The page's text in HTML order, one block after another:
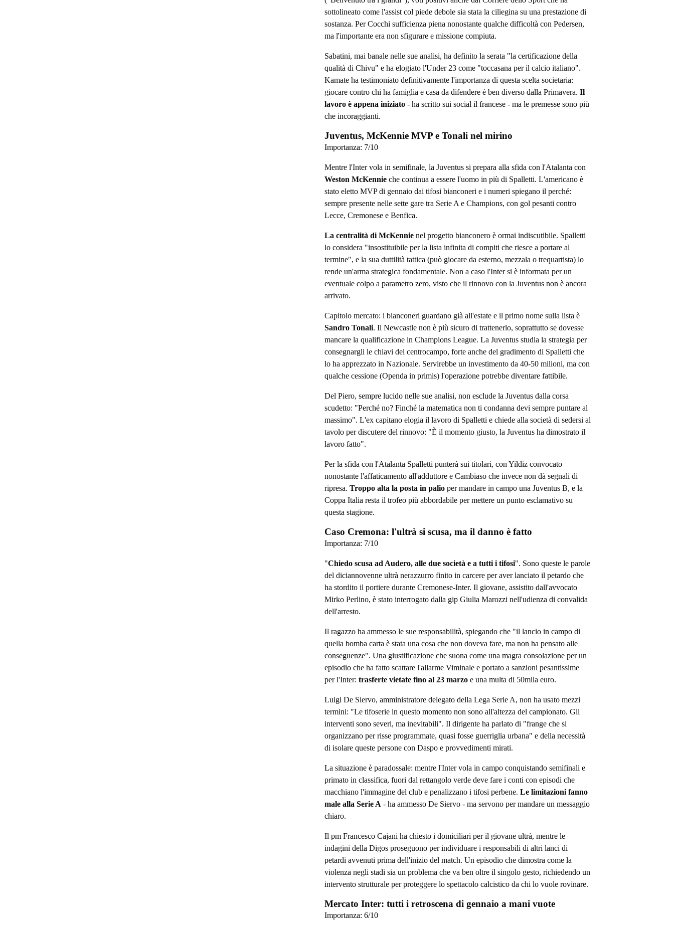
sottolineato come l'assist col piede debole sia stata la ciliegina su una prestazione di
sostanza. Per Cocchi sufficienza piena nonostante qualche difficoltà con Pedersen,
ma l'importante era non sfigurare e missione compiuta.
Sabatini, mai banale nelle sue analisi, ha definito la serata "la certificazione della
qualità di Chivu" e ha elogiato l'Under 23 come "toccasana per il calcio italiano".
Kamate ha testimoniato definitivamente l'importanza di questa scelta societaria:
giocare contro chi ha famiglia e casa da difendere è ben diverso dalla Primavera. Il
lavoro è appena iniziato- ha scritto sui social il francese - ma le premesse sono più
che incoraggianti.
Juventus, McKennie MVP e Tonali nel mirino
Importanza: 7/10
Mentre l'Inter vola in semifinale, la Juventus si prepara alla sfida con l'Atalanta con
Weston McKennieche continua a essere l'uomo in più di Spalletti. L'americano è
stato eletto MVP di gennaio dai tifosi bianconeri e i numeri spiegano il perché:
sempre presente nelle sette gare tra Serie A e Champions, con gol pesanti contro
Lecce, Cremonese e Benfica.
La centralità di McKennienel progetto bianconero è ormai indiscutibile. Spalletti
lo considera "insostituibile per la lista infinita di compiti che riesce a portare al
termine", e la sua duttilità tattica (può giocare da esterno, mezzala o trequartista) lo
rende un'arma strategica fondamentale. Non a caso l'Inter si è informata per un
eventuale colpo a parametro zero, visto che il rinnovo con la Juventus non è ancora
arrivato.
Capitolo mercato: i bianconeri guardano già all'estate e il primo nome sulla lista è
Sandro Tonali. Il Newcastle non è più sicuro di trattenerlo, soprattutto se dovesse
mancare la qualificazione in Champions League. La Juventus studia la strategia per
consegnargli le chiavi del centrocampo, forte anche del gradimento di Spalletti che
lo ha apprezzato in Nazionale. Servirebbe un investimento da 40-50 milioni, ma con
qualche cessione (Openda in primis) l'operazione potrebbe diventare fattibile.
Del Piero, sempre lucido nelle sue analisi, non esclude la Juventus dalla corsa
scudetto: "Perché no? Finché la matematica non ti condanna devi sempre puntare al
massimo". L'ex capitano elogia il lavoro di Spalletti e chiede alla società di sedersi al
tavolo per discutere del rinnovo: "È il momento giusto, la Juventus ha dimostrato il
lavoro fatto".
Per la sfida con l'Atalanta Spalletti punterà sui titolari, con Yildiz convocato
nonostante l'affaticamento all'adduttore e Cambiaso che invece non dà segnali di
ripresa. Troppo alta la posta in palioper mandare in campo una Juventus B, e la
Coppa Italia resta il trofeo più abbordabile per mettere un punto esclamativo su
questa stagione.
Caso Cremona: l'ultrà si scusa, ma il danno è fatto
Importanza: 7/10
"Chiedo scusa ad Audero, alle due società e a tutti i tifosi". Sono queste le parole
del diciannovenne ultrà nerazzurro finito in carcere per aver lanciato il petardo che
ha stordito il portiere durante Cremonese-Inter. Il giovane, assistito dall'avvocato
Mirko Perlino, è stato interrogato dalla gip Giulia Marozzi nell'udienza di convalida
dell'arresto.
Il ragazzo ha ammesso le sue responsabilità, spiegando che "il lancio in campo di
quella bomba carta è stata una cosa che non doveva fare, ma non ha pensato alle
conseguenze". Una giustificazione che suona come una magra consolazione per un
episodio che ha fatto scattare l'allarme Viminale e portato a sanzioni pesantissime
per l'Inter: trasferte vietate fino al 23 marzoe una multa di 50mila euro.
Luigi De Siervo, amministratore delegato della Lega Serie A, non ha usato mezzi
termini: "Le tifoserie in questo momento non sono all'altezza del campionato. Gli
interventi sono severi, ma inevitabili". Il dirigente ha parlato di "frange che si
organizzano per risse programmate, quasi fosse guerriglia urbana" e della necessità
di isolare queste persone con Daspo e provvedimenti mirati.
La situazione è paradossale: mentre l'Inter vola in campo conquistando semifinali e
primato in classifica, fuori dal rettangolo verde deve fare i conti con episodi che
macchiano l'immagine del club e penalizzano i tifosi perbene. Le limitazioni fanno
male alla Serie A - ha ammesso De Siervo - ma servono per mandare un messaggio
chiaro.
Il pm Francesco Cajani ha chiesto i domiciliari per il giovane ultrà, mentre le
indagini della Digos proseguono per individuare i responsabili di altri lanci di
petardi avvenuti prima dell'inizio del match. Un episodio che dimostra come la
violenza negli stadi sia un problema che va ben oltre il singolo gesto, richiedendo un
intervento strutturale per proteggere lo spettacolo calcistico da chi lo vuole rovinare.
Mercato Inter: tutti i retroscena di gennaio a mani vuote
Importanza: 6/10